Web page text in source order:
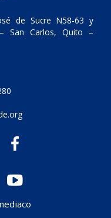
de Sucre N58-63 y
San Carlos, Quito –